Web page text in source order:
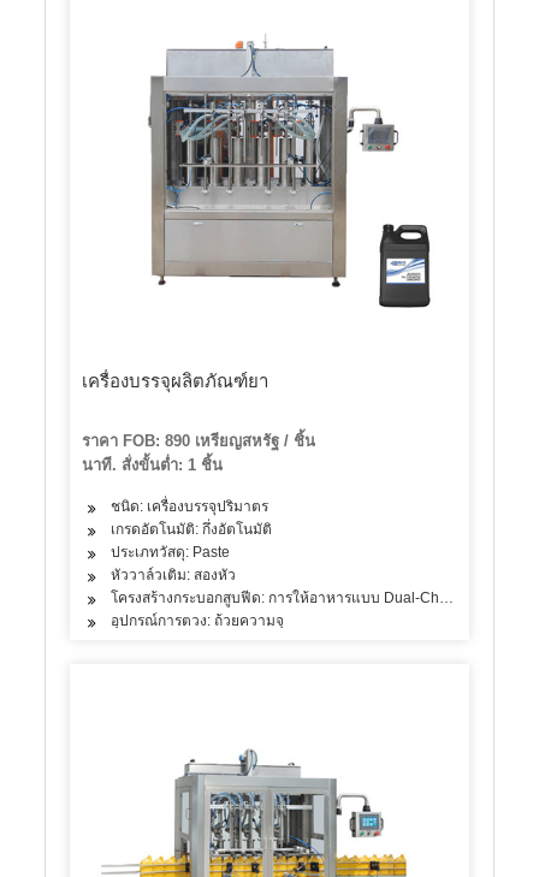
เครื่องบรรจุผลิตภัณฑ์ยา
ราคา FOB: 890 เหรียญสหรัฐ / ชิ้น
นาที. สั่งขั้นต่ำ: 1 ชิ้น
ชนิด: เครื่องบรรจุปริมาตร
เกรดอัตโนมัติ: กึ่งอัตโนมัติ
ประเภทวัสดุ: Paste
หัววาล์วเติม: สองหัว
โครงสร้างกระบอกสูบฟีด: การให้อาหารแบบ Dual-Chamber
อุปกรณ์การตวง: ถ้วยความจุ